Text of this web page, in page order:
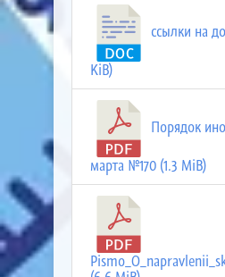
ссылки на
KiB)
Порядок
марта №170 (1.3 MiB)